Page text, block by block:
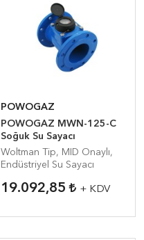
POWOGAZ
POWOGAZ MWN-125-C
Soğuk Su Sayacı
Woltman Tip, MID Onaylı,
Endüstriyel Su Sayacı
19.092,85 + KDV